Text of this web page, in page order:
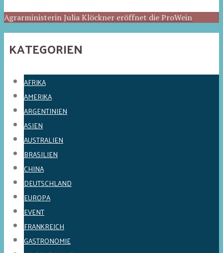
Agrarministerin Julia Klöckner eröffnet die ProWein
KATEGORIEN
AFRIKA
AMERIKA
ARGENTINIEN
ASIEN
AUSTRALIEN
BRASILIEN
CHINA
DEUTSCHLAND
EUROPA
EVENT
FRANKREICH
GASTRONOMIE